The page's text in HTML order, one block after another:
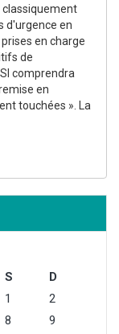
classiquement
d'urgence en
en charge
de
comprendra
en
touchées ». La
S
D
1
2
8
9